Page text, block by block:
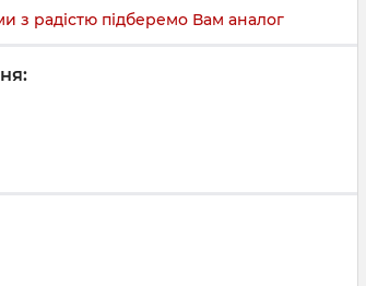
з радістю підберемо Вам аналог